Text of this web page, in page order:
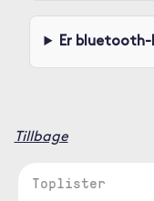
Er
Tillbage
Toplister